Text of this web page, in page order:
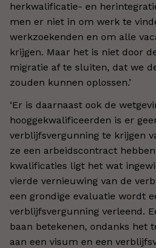
herkwalificatie- en
men er niet in om werk te
werkzoekenden en om alle
krijgen. Maar het is niet door
migratie af te sluiten, dat we
zouden kunnen oplossen.’
‘Er is daarnaast ook de
hooggekwalificeerden is er
verblijfsvergunning te krijgen
ze een arbeidscontract
kwalificaties ligt het wat
vierde vernieuwing van de
een grondige evaluatie wordt
verblijfsvergunning verleend.
baan betekenen, ondanks het
aan een visum en een